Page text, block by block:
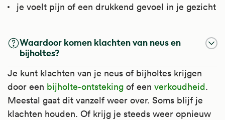
je voelt pijn of een drukkend gevoel in je gezicht
Waardoor komen klachten van neus en
bijholtes?
Je kunt klachten van je neus of bijholtes krijgen
door een bijholte-ontsteking of een verkoudheid.
Meestal gaat dit vanzelf weer over. Soms blijf je
klachten houden. Of krijg je steeds weer opnieuw